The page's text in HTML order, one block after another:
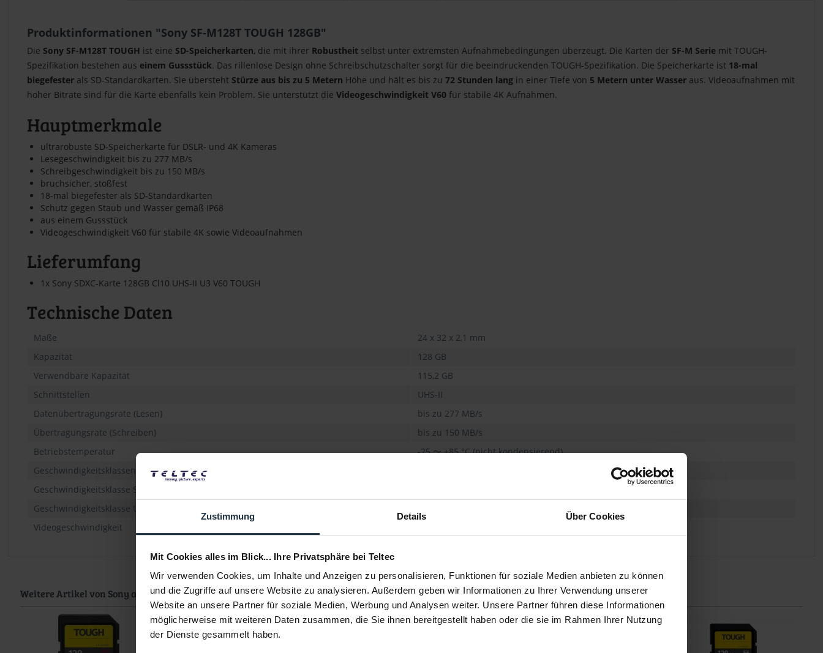
Zustimmung Details Über Cookies
Mit Cookies alles im Blick... Ihre Privatsphäre bei Teltec
Wir verwenden Cookies, um Inhalte und Anzeigen zu personalisieren, Funktionen für soziale Medien anbieten zu können
und die Zugriffe auf unsere Website zu analysieren. Außerdem geben wir Informationen zu Ihrer Verwendung unserer
Website an unsere Partner für soziale Medien, Werbung und Analysen weiter. Unsere Partner führen diese Informationen
möglicherweise mit weiteren Daten zusammen, die Sie ihnen bereitgestellt haben oder die sie im Rahmen Ihrer Nutzung
der Dienste gesammelt haben.
Produktinformationen "Sony SF-M128T TOUGH 128GB"
Die Sony SF-M128T TOUGH ist eine SD-Speicherkarten, die mit ihrer Robustheit selbst unter extremsten Aufnahmebedingungen überzeugt. Die Karten der SF-M Serie mit TOUGH-
Spezifikation bestehen aus einem Gussstück. Das rillenlose Design ohne Schreibschutzschalter sorgt für die beeindruckenden TOUGH-Spezifikation. Die Speicherkarte ist 18-mal
biegefester als SD-Standardkarten. Sie übersteht Stürze aus bis zu 5 Metern Höhe und hält es bis zu 72 Stunden lang in einer Tiefe von 5 Metern unter Wasser aus. Videoaufnahmen mit
hoher Bitrate sind für die Karte ebenfalls kein Problem. Sie unterstützt die Videogeschwindigkeit V60 für stabile 4K Aufnahmen.
Hauptmerkmale
ultrarobuste SD-Speicherkarte für DSLR- und 4K Kameras
Lesegeschwindigkeit bis zu 277 MB/s
Schreibgeschwindigkeit bis zu 150 MB/s
bruchsicher, stoßfest
18-mal biegefester als SD-Standardkarten
Schutz gegen Staub und Wasser gemäß IP68
aus einem Gussstück
Videogeschwindigkeit V60 für stabile 4K sowie Videoaufnahmen
Lieferumfang
1x Sony SDXC-Karte 128GB Cl10 UHS-II U3 V60 TOUGH
Technische Daten
Maße
24 x 32 x 2,1 mm
Kapazität
128 GB
Verwendbare Kapazität
115,2 GB
Schnittstellen
UHS-II
Datenübertragungsrate (Lesen)
bis zu 277 MB/s
Übertragungsrate (Schreiben)
bis zu 150 MB/s
Betriebstemperatur
-25 〜 +85 °C (nicht kondensierend)
Geschwindigkeitsklassen
Geschwindigkeitsklasse SD
Geschwindigkeitsklasse UHS
Videogeschwindigkeit
Weitere Artikel von Sony ansehen